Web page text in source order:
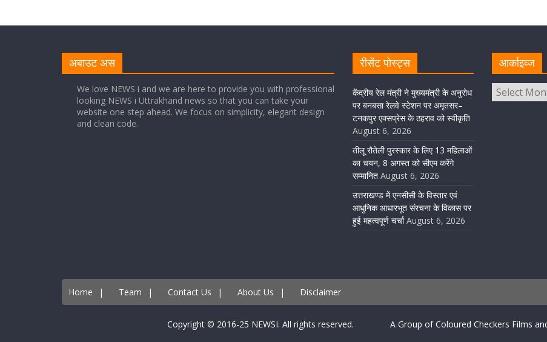
अबाउट अस
We love NEWS i and we are here to provide you with professional
looking NEWS i Uttrakhand news so that you can take your
website one step ahead. We focus on simplicity, elegant design
and clean code.
रीसेंट पोस्ट्स
केंद्रीय रेल मंत्री ने मुख्यमंत्री के अनुरोध
पर बनबसा रेलवे स्टेशन पर अमृतसर–
टनकपुर एक्सप्रेस के ठहराव को स्वीकृति
August 6, 2026
तीलू रौतेली पुरस्कार के लिए 13 महिलाओं
का चयन, 8 अगस्त को सीएम करेंगे
सम्मानित August 6, 2026
उत्तराखण्ड में एनसीसी के विस्तार एवं
आधुनिक आधारभूत संरचना के विकास पर
हुई महत्वपूर्ण चर्चा August 6, 2026
आर्काइव्ज
Home | Team | Contact Us | About Us | Disclaimer
Copyright © 2016-25 NEWSI. All rights reserved. A Group of Coloured Checkers Films and